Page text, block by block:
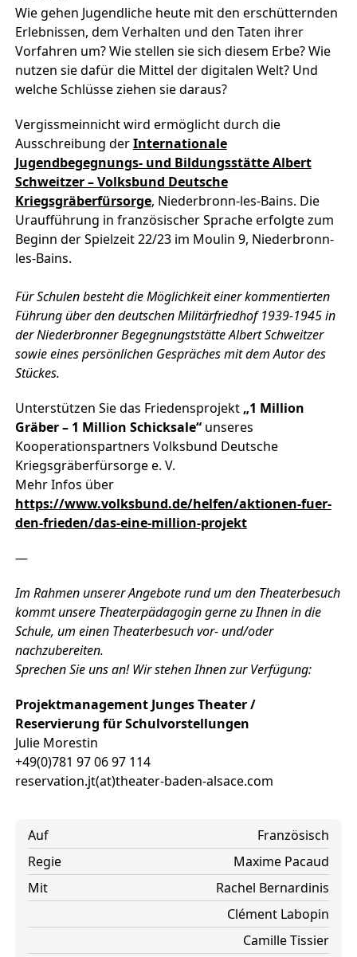
Wie gehen Jugendliche heute mit den erschütternden
Erlebnissen, dem Verhalten und den Taten ihrer
Vorfahren um? Wie stellen sie sich diesem Erbe? Wie
nutzen sie dafür die Mittel der digitalen Welt? Und
welche Schlüsse ziehen sie daraus?
Vergissmeinnicht wird ermöglicht durch die
Ausschreibung derInternationale
Jugendbegegnungs- und Bildungsstätte Albert
Schweitzer – Volksbund Deutsche
Kriegsgräberfürsorge, Niederbronn-les-Bains. Die
Uraufführung in französischer Sprache erfolgte zum
Beginn der Spielzeit 22/23 im Moulin 9, Niederbronn-
les-Bains.
Für Schulen besteht die Möglichkeit einer kommentierten
Führung über den deutschen Militärfriedhof 1939-1945 in
der Niederbronner Begegnungststätte Albert Schweitzer
sowie eines persönlichen Gespräches mit dem Autor des
Stückes.
Unterstützen Sie das Friedensprojekt „1 Million
Gräber – 1 Million Schicksale“ unseres
Kooperationspartners Volksbund Deutsche
Kriegsgräberfürsorge e. V.
Mehr Infos über
https://www.volksbund.de/helfen/aktionen-fuer-
den-frieden/das-eine-million-projekt
—
Im Rahmen unserer Angebote rund um den Theaterbesuch
kommt unsere Theaterpädagogin gerne zu Ihnen in die
Schule, um einen Theaterbesuch vor- und/oder
nachzubereiten.
Sprechen Sie uns an! Wir stehen Ihnen zur Verfügung:
Projektmanagement Junges Theater /
Reservierung für Schulvorstellungen
Julie Morestin
+49(0)781 97 06 97 114
reservation.jt(at)theater-baden-alsace.com
Auf
Französisch
Regie
Maxime Pacaud
Mit
Rachel Bernardinis
Clément Labopin
Camille Tissier